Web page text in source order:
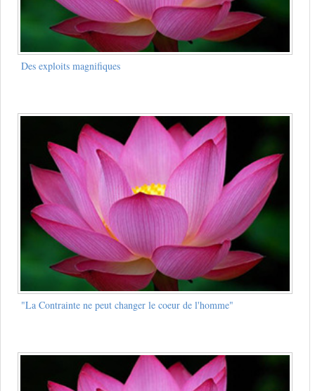
Des exploits magnifiques
"La Contrainte ne peut changer le coeur de l'homme"